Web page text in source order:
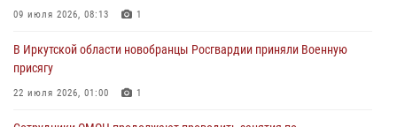
Сотрудники Росгвардии нашли и вернули родственникам
30 июля 2026, 07:37
09 июля 2026, 08:13 1
В Иркутской области новобранцы Росгвардии приняли Военную
присягу
22 июля 2026, 01:00 1